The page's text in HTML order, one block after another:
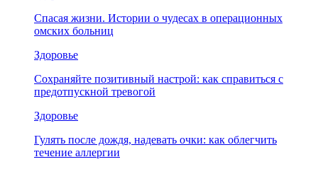
Спасая жизни. Истории о чудесах в операционных
омских больниц
Здоровье
Сохраняйте позитивный настрой: как справиться с
предотпускной тревогой
Здоровье
Гулять после дождя, надевать очки: как облегчить
течение аллергии